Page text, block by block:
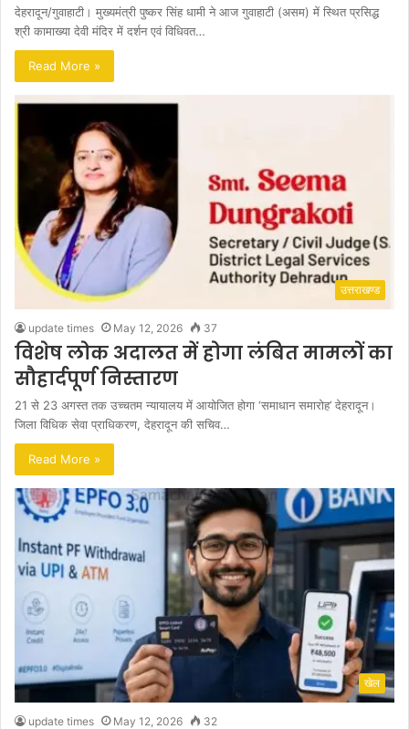
देहरादून/गुवाहाटी। मुख्यमंत्री पुष्कर सिंह धामी ने आज गुवाहाटी (असम) में स्थित प्रसिद्ध
श्री कामाख्या देवी मंदिर में दर्शन एवं विधिवत…
Read More »
उत्तराखण्ड
update times May 12, 2026 37
विशेष लोक अदालत में होगा लंबित मामलों का
सौहार्दपूर्ण निस्तारण
21 से 23 अगस्त तक उच्चतम न्यायालय में आयोजित होगा ‘समाधान समारोह’ देहरादून।
जिला विधिक सेवा प्राधिकरण, देहरादून की सचिव…
Read More »
खेल
update times May 12, 2026 32